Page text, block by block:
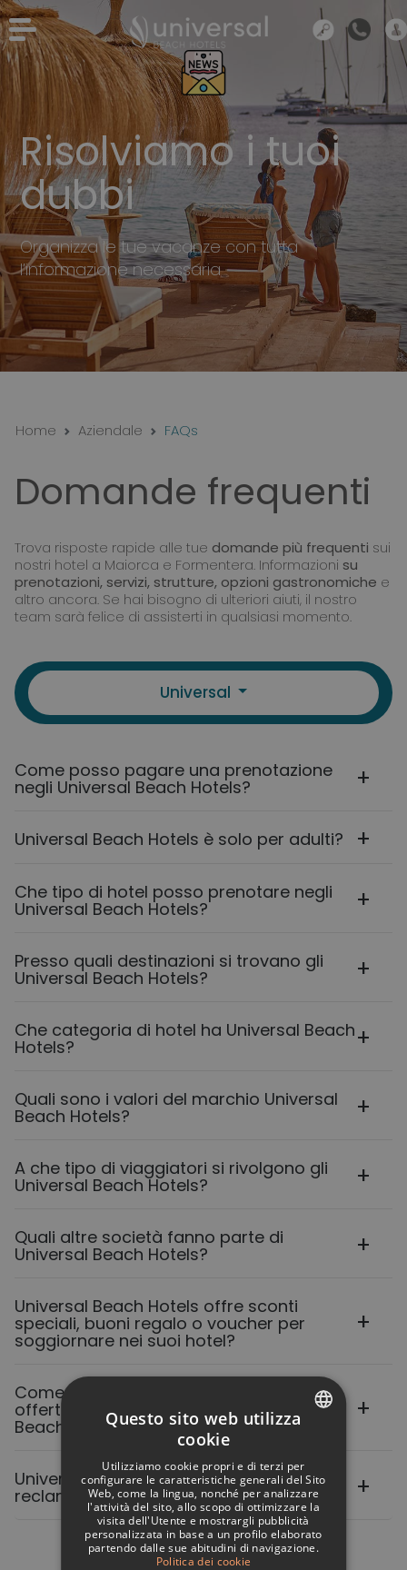
Risolviamo i tuoi
dubbi
Organizza le tue vacanze con tutta
l’informazione necessaria
Home Aziendale FAQs
Domande frequenti
Trova risposte rapide alle tue domande più frequenti sui
nostri hotel a Maiorca e Formentera. Informazioni su
prenotazioni, servizi, strutture, opzioni gastronomiche e
altro ancora. Se hai bisogno di ulteriori aiuti, il nostro
team sarà felice di assisterti in qualsiasi momento.
Universal
Come posso pagare una prenotazione
negli Universal Beach Hotels?
Universal Beach Hotels è solo per adulti?
Che tipo di hotel posso prenotare negli
Universal Beach Hotels?
Presso quali destinazioni si trovano gli
Universal Beach Hotels?
Che categoria di hotel ha Universal Beach
Hotels?
Quali sono i valori del marchio Universal
Beach Hotels?
A che tipo di viaggiatori si rivolgono gli
Universal Beach Hotels?
Quali altre società fanno parte di
Universal Beach Hotels?
Universal Beach Hotels offre sconti
speciali, buoni regalo o voucher per
soggiornare nei suoi hotel?
Come posso essere informato sulle
offerte di lavoro presso gli Universal
Beach Hotels?
Universal Beach Hotels ha un canale di
reclamo?
ITALIAN
FRENCH
GERMAN
Questo sito web utilizza
cookie
Utilizziamo cookie propri e di terzi per
configurare le caratteristiche generali del Sito
Web, come la lingua, nonché per analizzare
l'attività del sito, allo scopo di ottimizzare la
visita dell'Utente e mostrargli pubblicità
personalizzata in base a un profilo elaborato
partendo dalle sue abitudini di navigazione.
Politica dei cookie